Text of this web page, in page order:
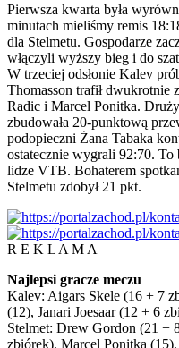
Pierwsza kwarta była
minutach mieliśmy remis
dla Stelmetu. Gospodarze
włączyli wyższy bieg i do
W trzeciej odsłonie Kalev
Thomasson trafił dwukrotnie
Radic i Marcel Ponitka.
zbudowała 20-punktową
podopieczni Żana Tabaka
ostatecznie wygrali 92:70.
lidze VTB. Bohaterem
Stelmetu zdobył 21 pkt.
R E K L A M A
Najlepsi gracze meczu
Kalev: Aigars Skele (16 + 7
(12), Janari Joesaar (12 + 6
Stelmet: Drew Gordon (21 +
zbiórek), Marcel Ponitka